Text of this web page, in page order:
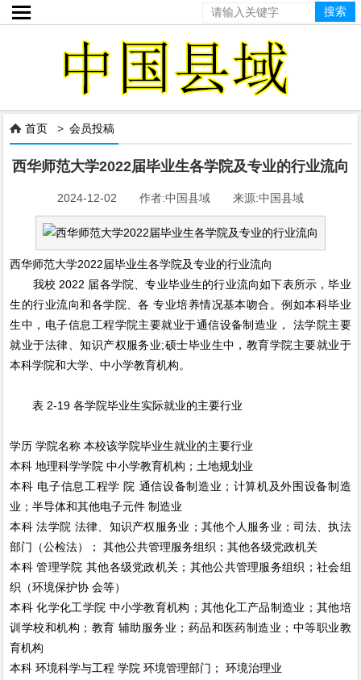

 首页 >会员投稿
西华师范大学2022届毕业生各学院及专业的行业流向
2024-12-02 作者:中国县域 来源:中国县域
西华师范大学2022届毕业生各学院及专业的行业流向
我校 2022 届各学院、专业毕业生的行业流向如下表所示，毕业
生的行业流向和各学院、各 专业培养情况基本吻合。例如本科毕业
生中，电子信息工程学院主要就业于通信设备制造业， 法学院主要
就业于法律、知识产权服务业;硕士毕业生中，教育学院主要就业于
本科学院和大学、中小学教育机构。
表 2-19 各学院毕业生实际就业的主要行业
学历 学院名称 本校该学院毕业生就业的主要行业
本科 地理科学学院 中小学教育机构；土地规划业
本科 电子信息工程学 院 通信设备制造业；计算机及外围设备制造
业；半导体和其他电子元件 制造业
本科 法学院 法律、知识产权服务业；其他个人服务业；司法、执法
部门（公检法）； 其他公共管理服务组织；其他各级党政机关
本科 管理学院 其他各级党政机关；其他公共管理服务组织；社会组
织（环境保护协 会等）
本科 化学化工学院 中小学教育机构；其他化工产品制造业；其他培
训学校和机构；教育 辅助服务业；药品和医药制造业；中等职业教
育机构
本科 环境科学与工程 学院 环境管理部门； 环境治理业